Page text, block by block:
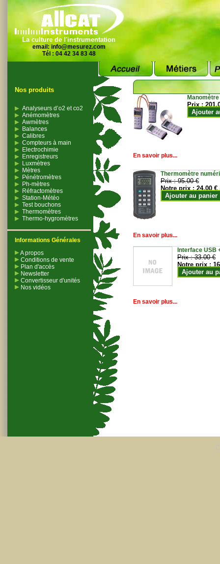
La culture de l'instrumentation
email: info@mesurez.com
Tél : 04 42 34 83 48
Nos produits
Analyseurs d’o2 et co2
Anémomètres
Awmètres
Balances
Calibres
Compteurs à main
Electrochimie
Enregistreurs
Luxmètres
Mètres
Pénétromètres
Ph-mètres
Réfractomètres
Station-Météo
Test bouchons
Thermomètres
Thermo-hygromètres
Informations Générales
A propos
Conditions de vente
Plan d'accès
Newsletter
Convertisseur d'unités
Nos vidéos
Prix :
Ajouter
En savoir plus...
Thermomètre
Prix :95.00 €
Notre prix :24.00 €
Ajouter au panier
En savoir plus...
Interface USB
Prix :33.00 €
Notre prix :
Ajouter au
En savoir plus...